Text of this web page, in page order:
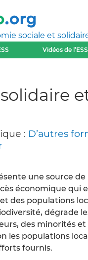
sociale et
Vidéos de l’ESS
: D’autres
une source
économique qui
des populations
dégrade
des minorités
les populations
fournis.